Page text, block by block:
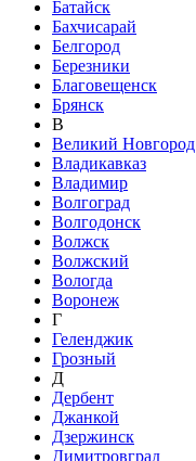
Батайск
Бахчисарай
Белгород
Березники
Благовещенск
Брянск
В
Великий Новгород
Владикавказ
Владимир
Волгоград
Волгодонск
Волжск
Волжский
Вологда
Воронеж
Г
Геленджик
Грозный
Д
Дербент
Джанкой
Дзержинск
Димитровград